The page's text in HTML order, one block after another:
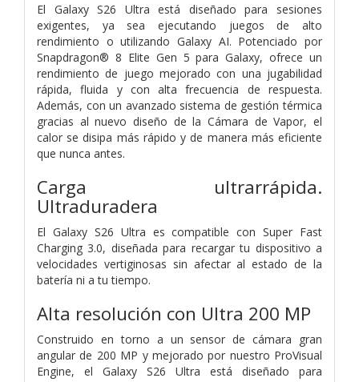
El Galaxy S26 Ultra está diseñado para sesiones
exigentes, ya sea ejecutando juegos de alto
rendimiento o utilizando Galaxy AI. Potenciado por
Snapdragon® 8 Elite Gen 5 para Galaxy, ofrece un
rendimiento de juego mejorado con una jugabilidad
rápida, fluida y con alta frecuencia de respuesta.
Además, con un avanzado sistema de gestión térmica
gracias al nuevo diseño de la Cámara de Vapor, el
calor se disipa más rápido y de manera más eficiente
que nunca antes.
Carga ultrarrápida.
Ultraduradera
El Galaxy S26 Ultra es compatible con Super Fast
Charging 3.0, diseñada para recargar tu dispositivo a
velocidades vertiginosas sin afectar al estado de la
batería ni a tu tiempo.
Alta resolución con Ultra 200 MP
Construido en torno a un sensor de cámara gran
angular de 200 MP y mejorado por nuestro ProVisual
Engine, el Galaxy S26 Ultra está diseñado para